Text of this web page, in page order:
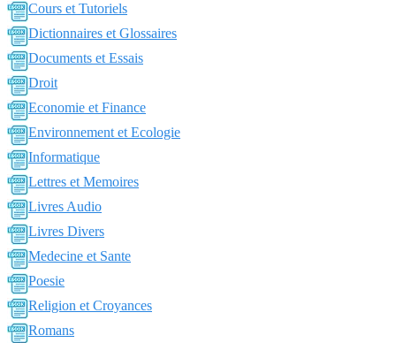
Cours et Tutoriels
Dictionnaires et Glossaires
Documents et Essais
Droit
Economie et Finance
Environnement et Ecologie
Informatique
Lettres et Memoires
Livres Audio
Livres Divers
Medecine et Sante
Poesie
Religion et Croyances
Romans